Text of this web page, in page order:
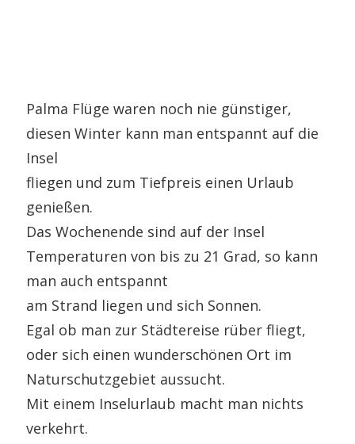
Palma Flüge waren noch nie günstiger,
diesen Winter kann man entspannt auf die
Insel
fliegen und zum Tiefpreis einen Urlaub
genießen.
Das Wochenende sind auf der Insel
Temperaturen von bis zu 21 Grad, so kann
man auch entspannt
am Strand liegen und sich Sonnen.
Egal ob man zur Städtereise rüber fliegt,
oder sich einen wunderschönen Ort im
Naturschutzgebiet aussucht.
Mit einem Inselurlaub macht man nichts
verkehrt.